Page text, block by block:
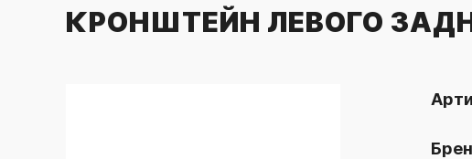
КРОНШТЕЙН ЛЕВОГО